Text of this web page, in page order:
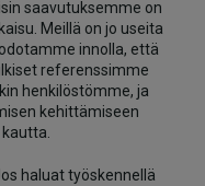
saavutuksemme on
Meillä on jo useita
innolla, että
referenssimme
henkilöstömme, ja
kehittämiseen
haluat työskennellä